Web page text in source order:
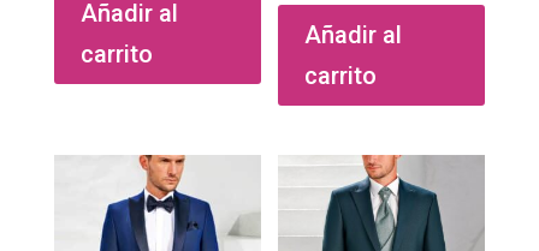
Añadir al
carrito
Añadir al
carrito